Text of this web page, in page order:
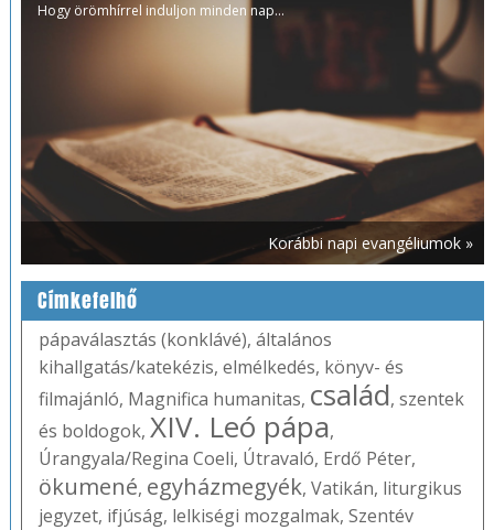
Hogy örömhírrel induljon minden nap...
Korábbi napi evangéliumok »
Címkefelhő
pápaválasztás (konklávé), általános
kihallgatás/katekézis, elmélkedés, könyv- és
filmajánló, Magnifica humanitas, család, szentek
és boldogok, XIV. Leó pápa,
Úrangyala/Regina Coeli, Útravaló, Erdő Péter,
ökumené, egyházmegyék, Vatikán, liturgikus
jegyzet, ifjúság, lelkiségi mozgalmak, Szentév